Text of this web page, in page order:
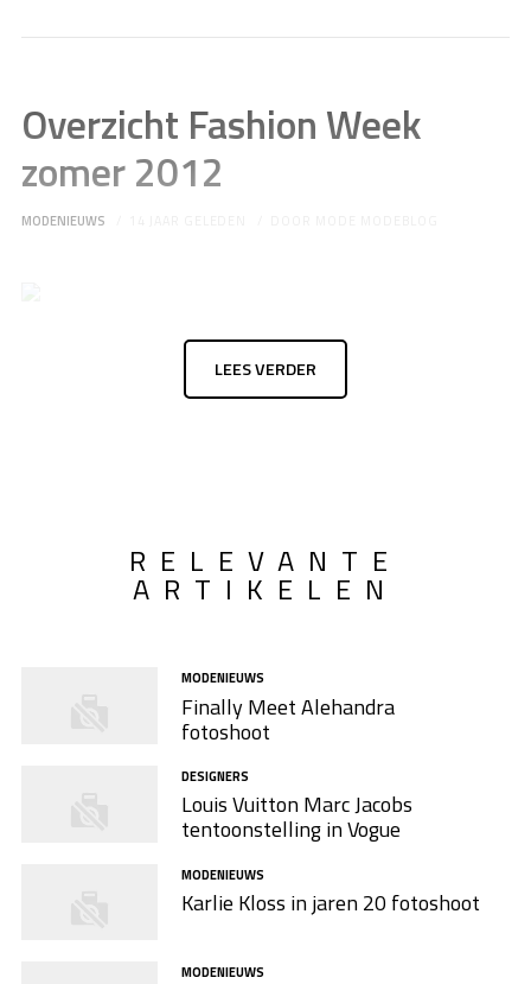
Overzicht Fashion Week
zomer 2012
MODENIEUWS
LEES VERDER
RELEVANTE
ARTIKELEN
MODENIEUWS
Finally Meet Alehandra
fotoshoot
DESIGNERS
Louis Vuitton Marc Jacobs
tentoonstelling in Vogue
MODENIEUWS
Karlie Kloss in jaren 20 fotoshoot
MODENIEUWS